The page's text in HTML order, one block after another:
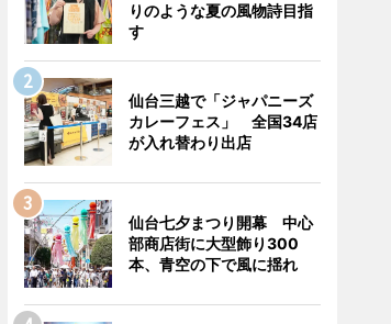
りのような夏の風物詩目指
す
仙台三越で「ジャパニーズ
カレーフェス」 全国34店
が入れ替わり出店
仙台七夕まつり開幕 中心
部商店街に大型飾り300
本、青空の下で風に揺れ